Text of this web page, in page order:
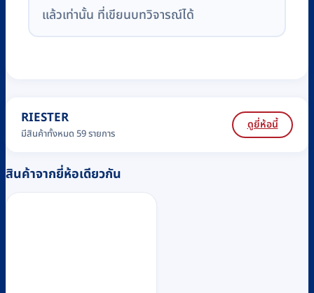
แล้วเท่านั้น ที่เขียนบทวิจารณ์ได้
RIESTER
มีสินค้าทั้งหมด 59 รายการ
ดูยี่ห้อนี้
สินค้าจากยี่ห้อเดียวกัน